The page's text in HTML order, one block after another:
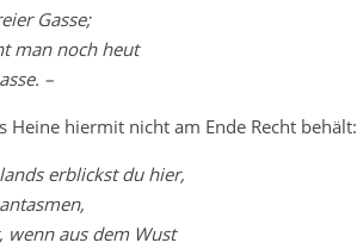
Gasse;
man noch heut
–
Heine hiermit nicht am Ende Recht behält:
erblickst du hier,
wenn aus dem Wust